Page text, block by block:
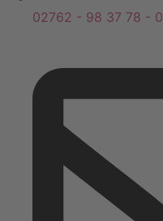
02762 - 98 37 78 - 0